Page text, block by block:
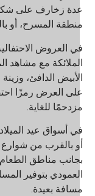
زخارف على شكل
المسرح، أو
العروض الاحتفالية
مع مشاهد
الدافئ، وزينة عيد
العرض رمزًا
للغاية.
أسواق عيد الميلاد،
بالقرب من شوارع
مناطق الطعام
بتوفير
بعيدة.